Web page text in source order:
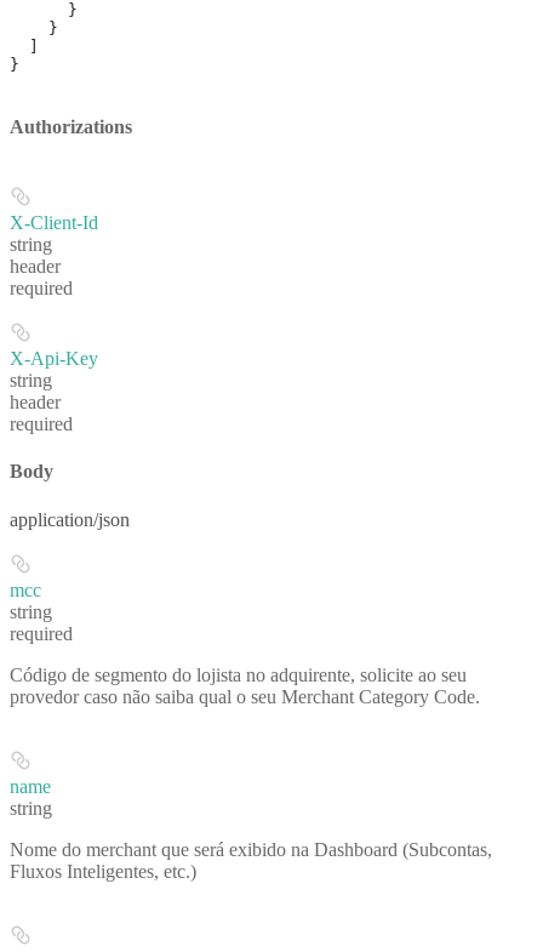
      }
    }
}
Authorizations
X-Client-Id
string
header
required
X-Api-Key
string
header
required
Body
application/json
mcc
string
required
Código de segmento do lojista no adquirente, solicite ao seu
provedor caso não saiba qual o seu Merchant Category Code.
name
string
Nome do merchant que será exibido na Dashboard (Subcontas,
Fluxos Inteligentes, etc.)